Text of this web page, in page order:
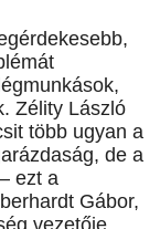
Zélity László
több ugyan a
de a
ezt a
Gábor,